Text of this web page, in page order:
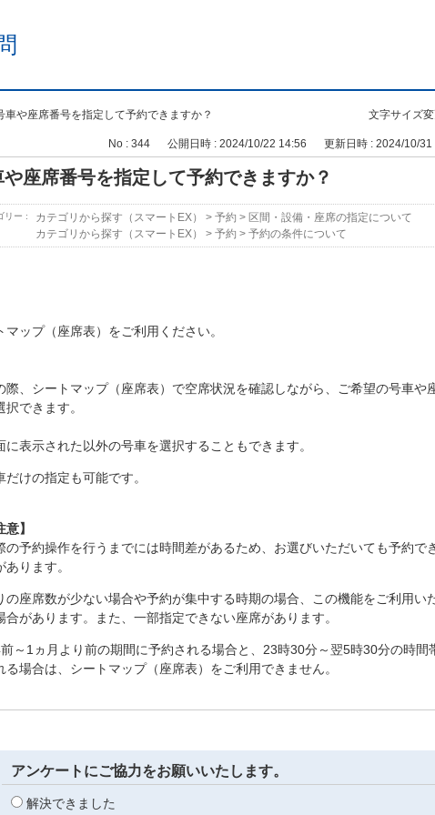
文字サイズ
車や座席番号を指定して予約できますか？
No : 344 公開日時 : 2024/10/22 14:56 更新日時 : 2024/10/31
や座席番号を指定して予約できますか？
リー : カテゴリから探す（スマートEX） > 予約 > 区間・設備・座席の指定について
カテゴリから探す（スマートEX）
> 予約 > 予約の条件について
マップ（座席表）をご利用ください。
際、シートマップ（座席表）で空席状況を確認しながら、ご希望の号車や
択できます。
に表示された以外の号車を選択することもできます。
だけの指定も可能です。
意】
の予約操作を行うまでには時間差があるため、お選びいただいても予約で
あります。
の座席数が少ない場合や予約が集中する時期の場合、この機能をご利用い
合があります。また、一部指定できない座席があります。
前～1ヵ月より前の期間に予約される場合と、23時30分～翌5時30分の時間
る場合は、シートマップ（座席表）をご利用できません。
アンケートにご協力をお願いいたします。
解決できました